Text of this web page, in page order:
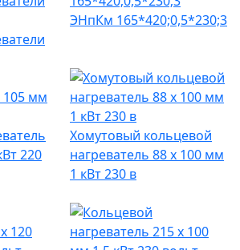
ЭНпКм 165*420;0,5*230;3
220
Хомутовый кольцевой
нагреватель 88 х 100 мм
1 кВт 230 в